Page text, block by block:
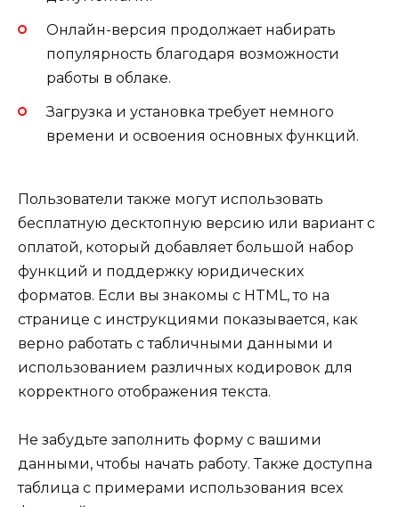
Онлайн-версия продолжает набирать
популярность благодаря возможности
работы в облаке.
Загрузка и установка требует немного
времени и освоения основных функций.
Пользователи также могут использовать
бесплатную десктопную версию или вариант с
оплатой, который добавляет большой набор
функций и поддержку юридических
форматов. Если вы знакомы с HTML, то на
странице с инструкциями показывается, как
верно работать с табличными данными и
использованием различных кодировок для
корректного отображения текста.
Не забудьте заполнить форму с вашими
данными, чтобы начать работу. Также доступна
таблица с примерами использования всех